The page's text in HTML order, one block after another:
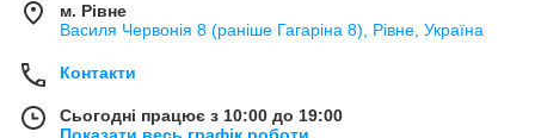
м. Рівне
Василя Червонія 8 (раніше Гагаріна 8), Рівне, Україна
Контакти
Сьогодні працює з 10:00 до 19:00